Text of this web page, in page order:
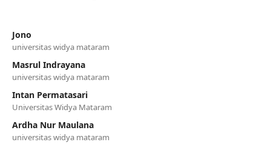
Jono
universitas widya mataram
Masrul Indrayana
universitas widya mataram
Intan Permatasari
Universitas Widya Mataram
Ardha Nur Maulana
universitas widya mataram